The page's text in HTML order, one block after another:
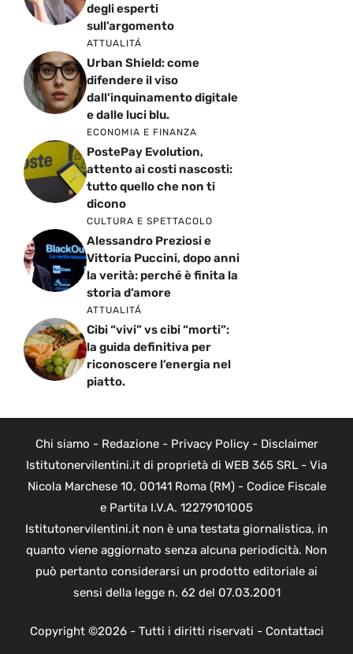
degli esperti
sull’argomento
ATTUALITÁ
Urban Shield: come
difendere il viso
dall’inquinamento digitale
e dalle luci blu.
ECONOMIA E FINANZA
PostePay Evolution,
attento ai costi nascosti:
tutto quello che non ti
dicono
CULTURA E SPETTACOLO
Alessandro Preziosi e
Vittoria Puccini, dopo anni
la verità: perché è finita la
storia d’amore
ATTUALITÁ
Cibi “vivi” vs cibi “morti”:
la guida definitiva per
riconoscere l’energia nel
piatto.
Chi siamo - Redazione- Privacy Policy- Disclaimer
Istitutonervilentini.it di proprietà di WEB 365 SRL - Via
Nicola Marchese 10, 00141 Roma (RM) - Codice Fiscale
e Partita I.V.A. 12279101005
Istitutonervilentini.it non è una testata giornalistica, in
quanto viene aggiornato senza alcuna periodicità. Non
può pertanto considerarsi un prodotto editoriale ai
sensi della legge n. 62 del 07.03.2001
Copyright ©2026 - Tutti i diritti riservati - Contattaci